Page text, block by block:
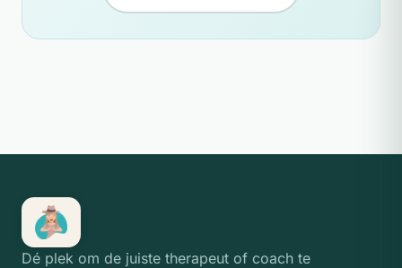
Dé plek om de juiste therapeut of coach te